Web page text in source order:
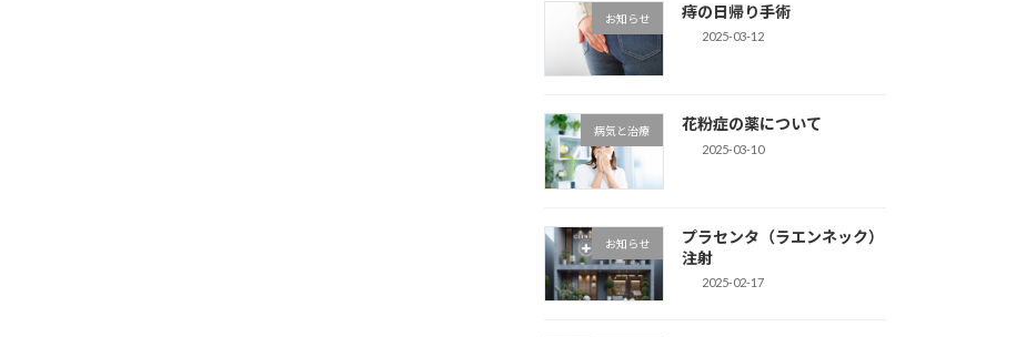
お知らせ 痔の日帰り手術
2025-03-12
病気と治療 花粉症の薬について
2025-03-10
お知らせ
プラセンタ（ラエンネック）
注射
2025-02-17